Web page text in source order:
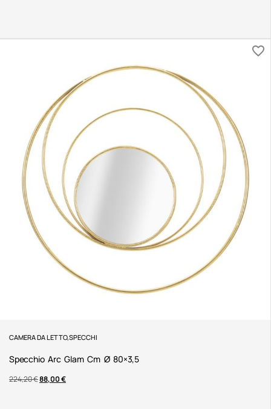
CAMERA DA LETTO,SPECCHI
Specchio Arc Glam Cm Ø 80×3,5
224,20€88,00€